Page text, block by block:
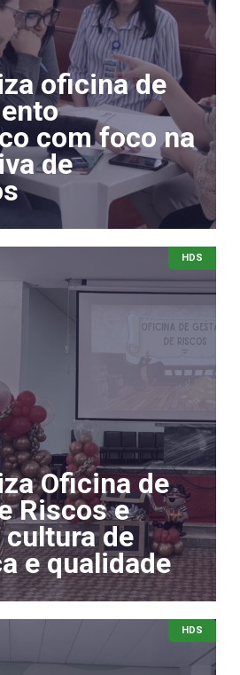
oficina de
com foco na
de
HDS
Oficina de
Riscos e
de
e qualidade
HDS